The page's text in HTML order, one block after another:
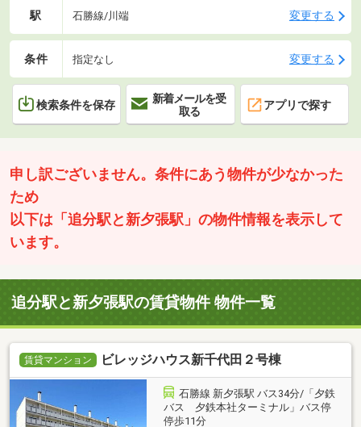
駅 石勝線/川端 変更する
条件 指定なし 変更する
検索条件を保存
新着メールを受
取る
アプリで探す
申し訳ございません。条件にあう物件が少なかった
ため
以下は「追分駅と新夕張駅」の物件情報を表示して
います。
追分駅と新夕張駅の賃貸物件 物件一覧
賃貸マンション ビレッジハウス新千代田２号棟
石勝線 新夕張駅 バス34分/「夕鉄
バス 夕鉄本社ターミナル」バス停
停歩11分